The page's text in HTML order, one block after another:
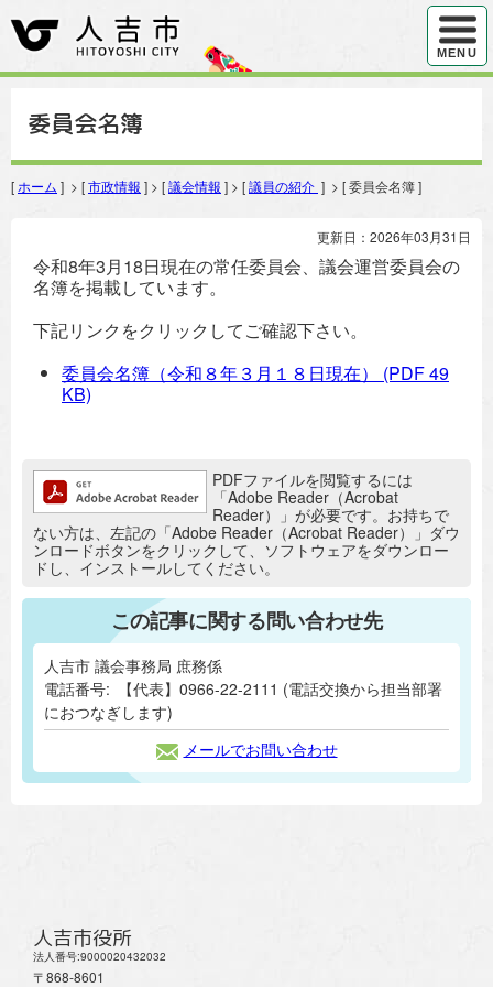
ハンバ
MENU
委員会名簿
[ ホーム ] > [市政情報 ] > [議会情報 ] > [議員の紹介 ] > [ 委員会名簿 ]
更新日：2026年03月31日
令和8年3月18日現在の常任委員会、議会運営委員会の
名簿を掲載しています。
下記リンクをクリックしてご確認下さい。
委員会名簿（令和８年３月１８日現在）
(PDF 49
KB)
追加情報：PDFファイルPDFファイルを閲覧するには
「Adobe Reader（Acrobat
Reader）」が必要です。お持ちで
ない方は、左記の「Adobe Reader（Acrobat Reader）」ダウ
ンロードボタンをクリックして、ソフトウェアをダウンロー
ドし、インストールしてください。
この記事に関する問い合わせ先
人吉市 議会事務局 庶務係
電話番号:
【代表】0966-22-2111 (電話交換から担当部署
におつなぎします)
メールでお問い合わせ
人吉市役所
法人番号:9000020432032
〒868-8601